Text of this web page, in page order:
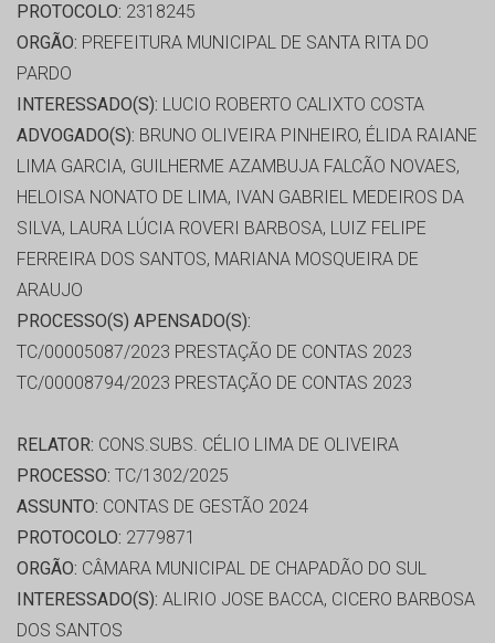
PROTOCOLO: 2318245
ORGÃO: PREFEITURA MUNICIPAL DE SANTA RITA DO
PARDO
INTERESSADO(S): LUCIO ROBERTO CALIXTO COSTA
ADVOGADO(S): BRUNO OLIVEIRA PINHEIRO, ÉLIDA RAIANE
LIMA GARCIA, GUILHERME AZAMBUJA FALCÃO NOVAES,
HELOISA NONATO DE LIMA, IVAN GABRIEL MEDEIROS DA
SILVA, LAURA LÚCIA ROVERI BARBOSA, LUIZ FELIPE
FERREIRA DOS SANTOS, MARIANA MOSQUEIRA DE
ARAUJO
PROCESSO(S) APENSADO(S):
TC/00005087/2023 PRESTAÇÃO DE CONTAS 2023
TC/00008794/2023 PRESTAÇÃO DE CONTAS 2023
RELATOR: CONS.SUBS. CÉLIO LIMA DE OLIVEIRA
PROCESSO: TC/1302/2025
ASSUNTO: CONTAS DE GESTÃO 2024
PROTOCOLO: 2779871
ORGÃO: CÂMARA MUNICIPAL DE CHAPADÃO DO SUL
INTERESSADO(S): ALIRIO JOSE BACCA, CICERO BARBOSA
DOS SANTOS